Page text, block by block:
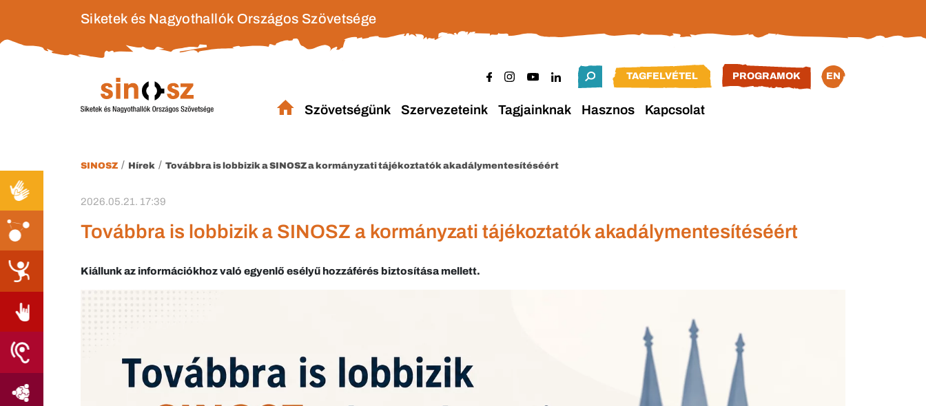
Siketek és Nagyothallók Országos Szövetsége
TAGFELVÉTEL PROGRAMOK EN
Szövetségünk Szervezeteink Tagjainknak Hasznos Kapcsolat
SINOSZ / Hírek / Továbbra is lobbizik a SINOSZ a kormányzati tájékoztatók akadálymentesítéséért
2026.05.21. 17:39
Továbbra is lobbizik a SINOSZ a kormányzati tájékoztatók akadálymentesítéséért
Kiállunk az információkhoz való egyenlő esélyű hozzáférés biztosítása mellett.